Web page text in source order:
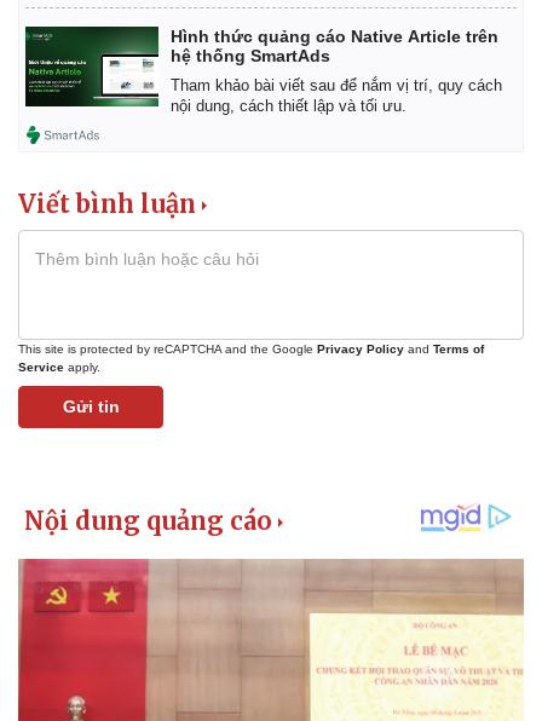
Hình thức quảng cáo Native Article trên
hệ thống SmartAds
Tham khảo bài viết sau để nắm vị trí, quy cách
nội dung, cách thiết lập và tối ưu.
Viết bình luận
This site is protected by reCAPTCHA and the Google Privacy Policy and Terms of
Service apply.
Gửi tin